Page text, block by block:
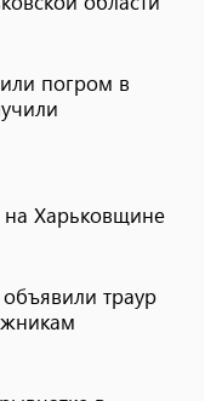
погром в
Харьковщине
траур